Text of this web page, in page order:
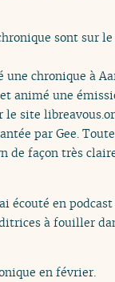
sont sur
chronique à
animé une
site
par Gee.
façon très
écouté en
à fouiller
en février.